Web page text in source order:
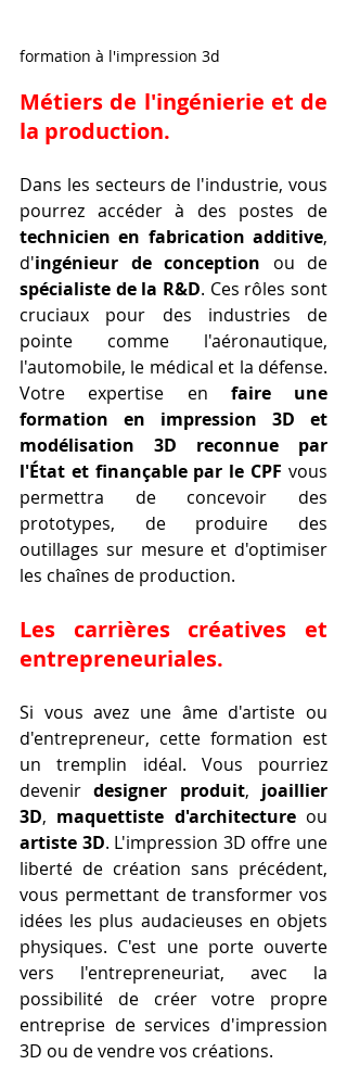
formation à l'impression 3d
Métiers de l'ingénierie et de
la production.
Dans les secteurs de l'industrie, vous
technicien en fabrication additive,
d'ingénieur de conception
spécialiste de la R&D. Ces rôles sont
cruciaux pour des industries de
pointe comme l'aéronautique,
l'automobile, le médical et la défense.
Votre expertise en faire une
formation en impression 3D et
modélisation 3D reconnue par
l'État et finançable par le CPF vous
permettra de concevoir des
prototypes, de produire des
outillages sur mesure et d'optimiser
les chaînes de production.
Les carrières créatives et
entrepreneuriales.
Si vous avez une âme d'artiste ou
d'entrepreneur, cette formation est
un tremplin idéal. Vous pourriez
devenir designer produit, joaillier
3D, maquettiste d'architecture
artiste 3D. L'impression 3D offre une
liberté de création sans précédent,
vous permettant de transformer vos
idées les plus audacieuses en objets
physiques. C'est une porte ouverte
vers l'entrepreneuriat, avec la
possibilité de créer votre propre
entreprise de services d'impression
3D ou de vendre vos créations.